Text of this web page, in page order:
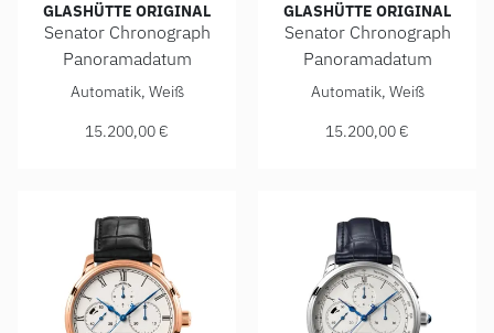
GLASHÜTTE ORIGINAL
Senator Chronograph
Panoramadatum
Glashütte Original Senator Chronograph
Automatik, Weiß
15.200,00 €
GLASHÜTTE ORIGINAL
Senator Chronograph
Panoramadatum
Glashütte Original Senator
Automatik, Weiß
15.200,00 €